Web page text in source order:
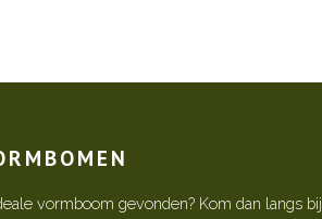
vormboom gevonden? Kom dan langs bij